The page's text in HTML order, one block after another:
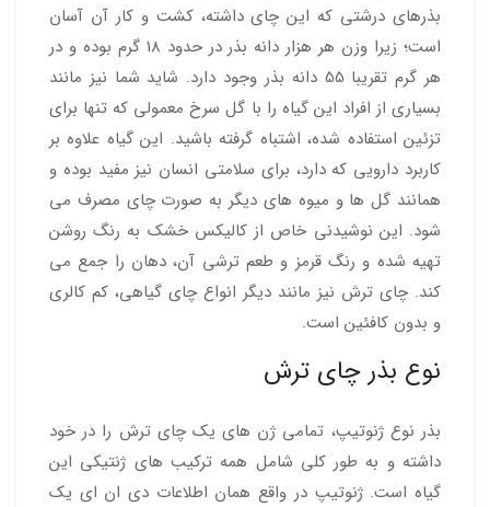
بذرهای درشتی که این چای داشته، کشت و کار آن آسان
است؛ زیرا وزن هر هزار دانه بذر در حدود 18 گرم بوده و در
هر گرم تقریبا 55 دانه بذر وجود دارد. شاید شما نیز مانند
بسیاری از افراد این گیاه را با گل سرخ معمولی که تنها برای
تزئین استفاده شده، اشتباه گرفته باشید. این گیاه علاوه بر
کاربرد دارویی که دارد، برای سلامتی انسان نیز مفید بوده و
همانند گل ها و میوه های دیگر به صورت چای مصرف می
شود. این نوشیدنی خاص از کالیکس خشک به رنگ روشن
تهیه شده و رنگ قرمز و طعم ترشی آن، دهان را جمع می
کند. چای ترش نیز مانند دیگر انواع چای گیاهی، کم کالری
و بدون کافئین است.
نوع بذر چای ترش
بذر نوع ژنوتیپ، تمامی ژن های یک چای ترش را در خود
داشته و به طور کلی شامل همه ترکیب های ژنتیکی این
گیاه است. ژنوتیپ در واقع همان اطلاعات دی ان ای یک